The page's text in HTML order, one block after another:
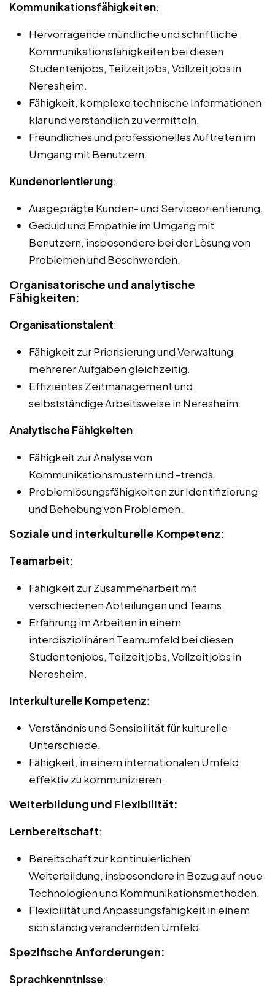
Kommunikationsfähigkeiten:
Hervorragende mündliche und schriftliche
Kommunikationsfähigkeiten bei diesen
Studentenjobs, Teilzeitjobs, Vollzeitjobs in
Neresheim.
Fähigkeit, komplexe technische Informationen
klar und verständlich zu vermitteln.
Freundliches und professionelles Auftreten im
Umgang mit Benutzern.
Kundenorientierung:
Ausgeprägte Kunden- und Serviceorientierung.
Geduld und Empathie im Umgang mit
Benutzern, insbesondere bei der Lösung von
Problemen und Beschwerden.
Organisatorische und analytische
Fähigkeiten:
Organisationstalent:
Fähigkeit zur Priorisierung und Verwaltung
mehrerer Aufgaben gleichzeitig.
Effizientes Zeitmanagement und
selbstständige Arbeitsweise in Neresheim.
Analytische Fähigkeiten:
Fähigkeit zur Analyse von
Kommunikationsmustern und -trends.
Problemlösungsfähigkeiten zur Identifizierung
und Behebung von Problemen.
Soziale und interkulturelle Kompetenz:
Teamarbeit:
Fähigkeit zur Zusammenarbeit mit
verschiedenen Abteilungen und Teams.
Erfahrung im Arbeiten in einem
interdisziplinären Teamumfeld bei diesen
Studentenjobs, Teilzeitjobs, Vollzeitjobs in
Neresheim.
Interkulturelle Kompetenz:
Verständnis und Sensibilität für kulturelle
Unterschiede.
Fähigkeit, in einem internationalen Umfeld
effektiv zu kommunizieren.
Weiterbildung und Flexibilität:
Lernbereitschaft:
Bereitschaft zur kontinuierlichen
Weiterbildung, insbesondere in Bezug auf neue
Technologien und Kommunikationsmethoden.
Flexibilität und Anpassungsfähigkeit in einem
sich ständig verändernden Umfeld.
Spezifische Anforderungen:
Sprachkenntnisse: